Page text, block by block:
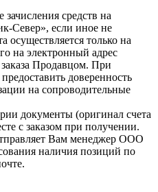
зачисления средств на
Север», если иное не
осуществляется только на
на электронный адрес
Продавцом. При
доверенность
на сопроводительные
документы (оригинал счета
с заказом при получении.
Вам менеджер ООО
наличия позиций по